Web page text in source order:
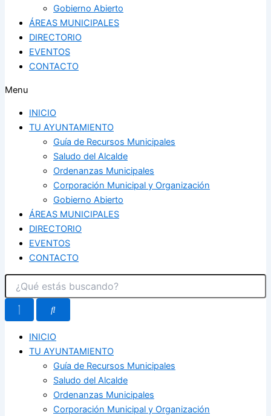
Gobierno Abierto
ÁREAS MUNICIPALES
DIRECTORIO
EVENTOS
CONTACTO
Menu
INICIO
TU AYUNTAMIENTO
Guía de Recursos Municipales
Saludo del Alcalde
Ordenanzas Municipales
Corporación Municipal y Organización
Gobierno Abierto
ÁREAS MUNICIPALES
DIRECTORIO
EVENTOS
CONTACTO
INICIO
TU AYUNTAMIENTO
Guía de Recursos Municipales
Saludo del Alcalde
Ordenanzas Municipales
Corporación Municipal y Organización